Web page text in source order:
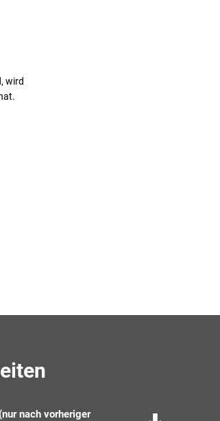
wird
nach vorheriger